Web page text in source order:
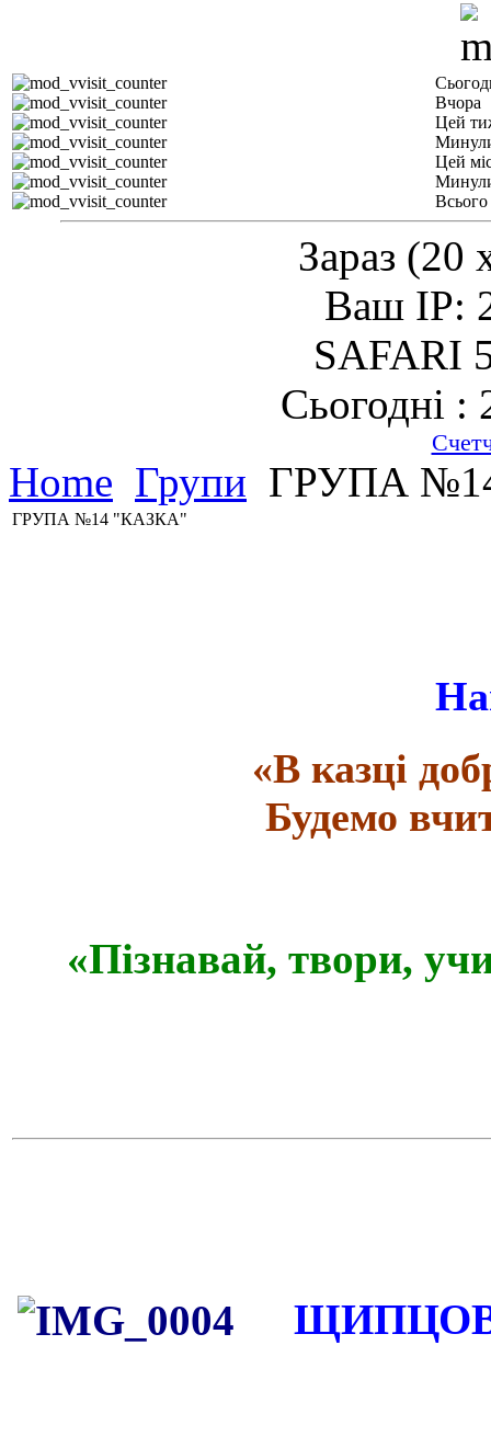
Вчора
Цей
Цей
Всього
Зараз (20
Ваш IP:
SAFARI
Сьогодні :
Home Групи ГРУПА
ГРУПА №14 "КАЗКА"
«В казці
Будемо
«Пізнавай, твори,